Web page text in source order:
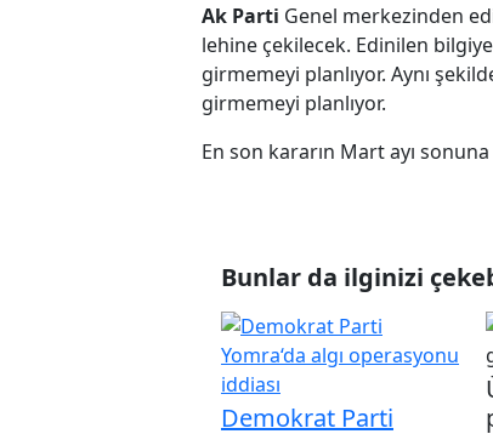
Ak Parti Genel merkezinden
lehine çekilecek. Edinilen
girmemeyi planlıyor. Aynı
girmemeyi planlıyor.
En son kararın Mart ayı
Bunlar da ilginizi
Demokrat Parti